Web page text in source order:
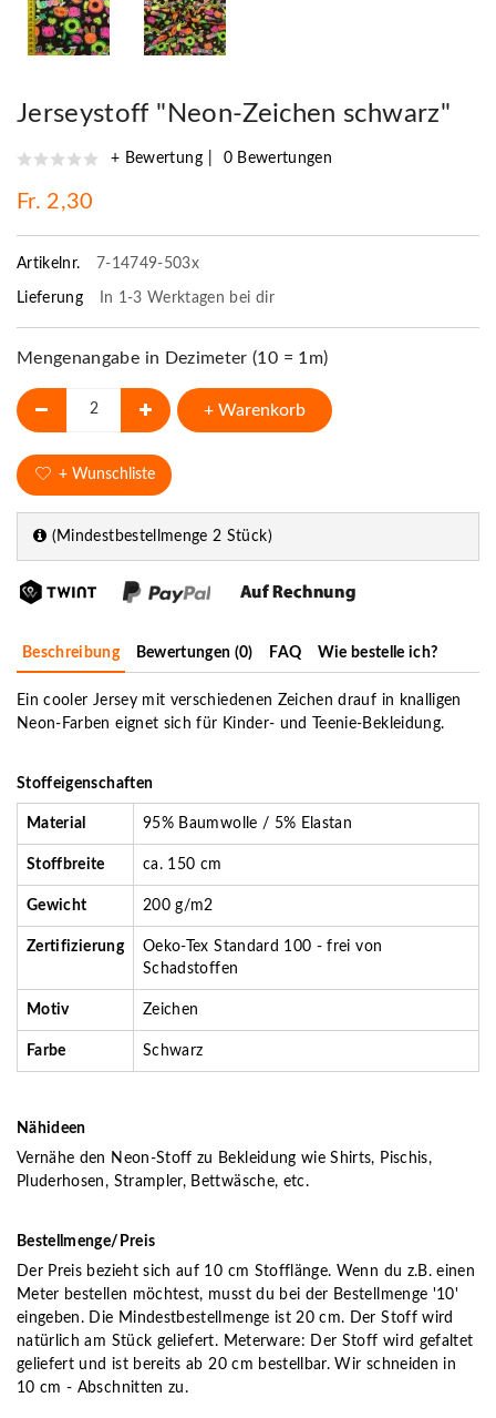
Jerseystoff "Neon-Zeichen schwarz"
+ Bewertung 0 Bewertungen
Fr. 2,30
Artikelnr. 7-14749-503x
Lieferung In 1-3 Werktagen bei dir
Mengenangabe in Dezimeter (10 = 1m)
+ Warenkorb
+ Wunschliste
(Mindestbestellmenge 2 Stück)
Beschreibung Bewertungen (0) FAQ Wie bestelle ich?
Ein cooler Jersey mit verschiedenen Zeichen drauf in knalligen
Neon-Farben eignet sich für Kinder- und Teenie-Bekleidung.
Stoffeigenschaften
Material 95% Baumwolle / 5% Elastan
Stoffbreite ca. 150 cm
Gewicht 200 g/m2
Zertifizierung
Oeko-Tex Standard 100 - frei von
Schadstoffen
Motiv Zeichen
Farbe Schwarz
Nähideen
Vernähe den Neon-Stoff zu Bekleidung wie Shirts, Pischis,
Pluderhosen, Strampler, Bettwäsche, etc.
Bestellmenge/Preis
Der Preis bezieht sich auf 10 cm Stofflänge. Wenn du z.B. einen
Meter bestellen möchtest, musst du bei der Bestellmenge '10'
eingeben. Die Mindestbestellmenge ist 20 cm. Der Stoff wird
natürlich am Stück geliefert. Meterware: Der Stoff wird gefaltet
geliefert und ist bereits ab 20 cm bestellbar. Wir schneiden in
10 cm - Abschnitten zu.